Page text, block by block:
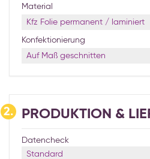
Material
Kfz Folie permanent / laminiert
Konfektionierung
Auf Maß geschnitten
2. PRODUKTION &
Datencheck
Standard